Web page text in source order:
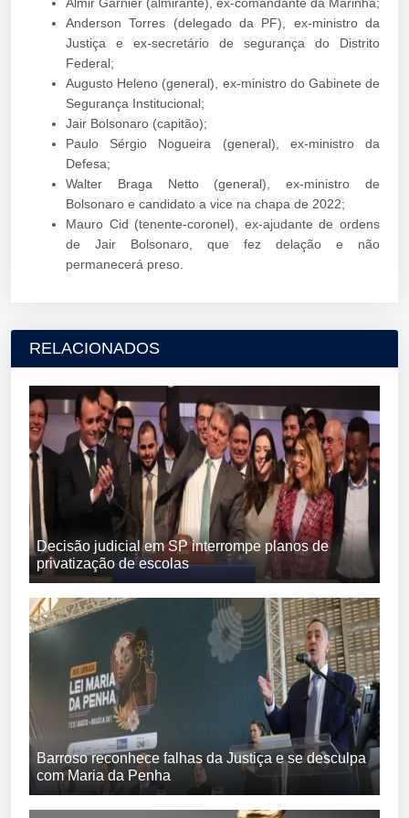
Anderson Torres (delegado da PF), ex-ministro da
Justiça e ex-secretário de segurança do Distrito
Federal;
Augusto Heleno (general), ex-ministro do Gabinete de
Segurança Institucional;
Jair Bolsonaro (capitão);
Paulo Sérgio Nogueira (general), ex-ministro da
Defesa;
Walter Braga Netto (general), ex-ministro de
Bolsonaro e candidato a vice na chapa de 2022;
Mauro Cid (tenente-coronel), ex-ajudante de ordens
de Jair Bolsonaro, que fez delação e não
permanecerá preso.
RELACIONADOS
Decisão judicial em SP interrompe planos de
privatização de escolas
Barroso reconhece falhas da Justiça e se desculpa
com Maria da Penha